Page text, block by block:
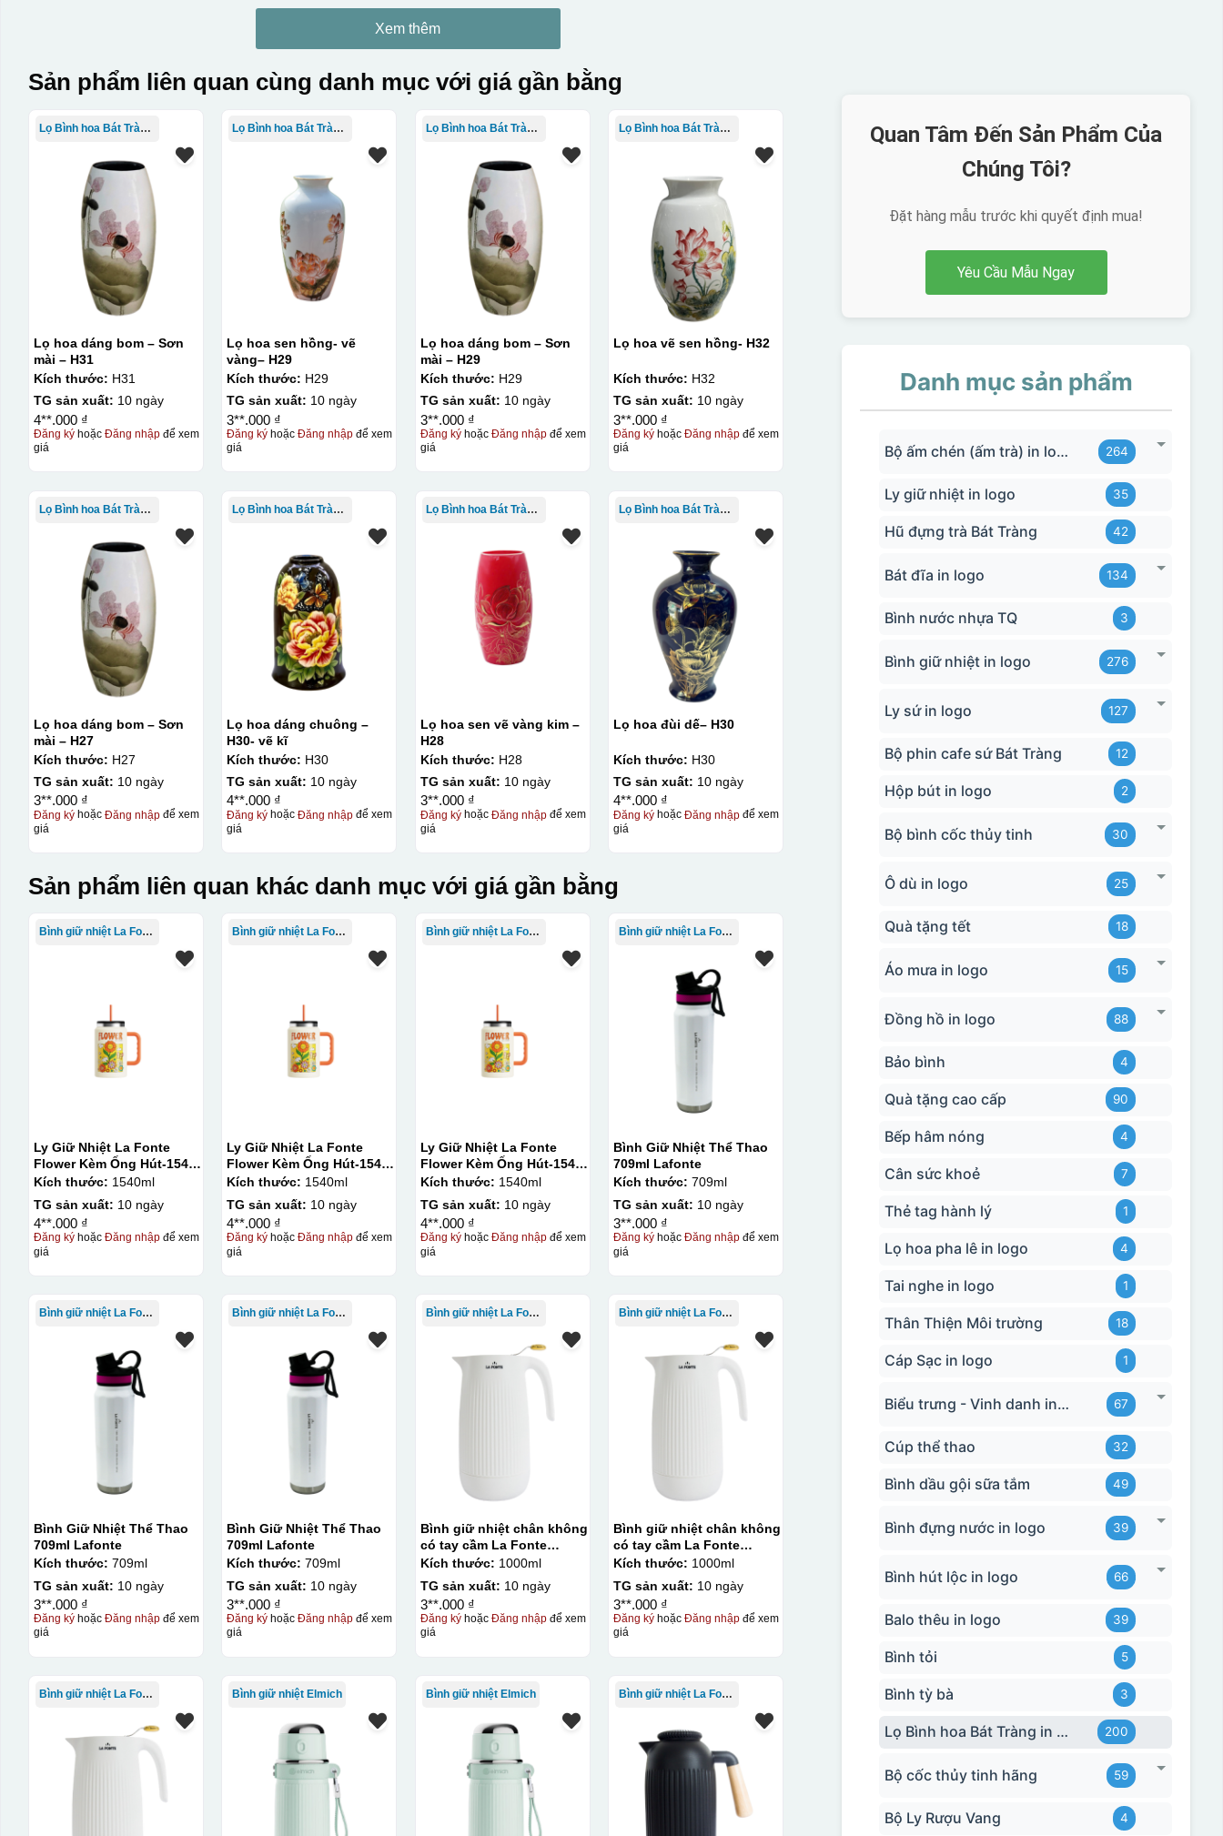
Kiểu in:
IN Decal lên GỐM SỨ
Bước 1: Tạo khuôn in để tạo ra Decal Bước 2: Dán decal lên gốm sứ Bước 3: Cho vào lò nung ở nhiệt độ 700-800 độ C
Bước 1: Tạo ra DECAL
Để tạo ra decal trước khi dán nó lên gốm sứ, xưởng in sẽ in lên 1 loại giấy đặc biệt, và kích
thước logo được căn chỉnh theo sản phẩm, để khi dán không bị nhỏ hoặc to quá
Xem thêm
Sản phẩm liên quan cùng danh mục với giá gần bằng
Lọ Bình hoa Bát Tràng in logo
Lọ hoa dáng bom – Sơn
mài – H31
Kích thước: H31
TG sản xuất: 10 ngày
4**.000 ₫
Đăng kýhoặc Đăng nhậpđể xem
giá
Lọ Bình hoa Bát Tràng in logo
Lọ hoa sen hồng- vẽ
vàng– H29
Kích thước: H29
TG sản xuất: 10 ngày
3**.000 ₫
Đăng ký hoặcĐăng nhập để xem
giá
Lọ Bình hoa Bát Tràng in logo
Lọ hoa dáng bom – Sơn
mài – H29
Kích thước: H29
TG sản xuất: 10 ngày
3**.000 ₫
Đăng kýhoặc Đăng nhậpđể xem
giá
Lọ Bình hoa Bát Tràng in logo
Lọ hoa vẽ sen hồng- H32
Kích thước: H32
TG sản xuất: 10 ngày
3**.000 ₫
Đăng ký hoặcĐăng nhập để xem
giá
Lọ Bình hoa Bát Tràng in logo
Lọ hoa dáng bom – Sơn
mài – H27
Kích thước: H27
TG sản xuất: 10 ngày
3**.000 ₫
Đăng kýhoặc Đăng nhậpđể xem
giá
Lọ Bình hoa Bát Tràng in logo
Lọ hoa dáng chuông –
H30- vẽ kĩ
Kích thước: H30
TG sản xuất: 10 ngày
4**.000 ₫
Đăng ký hoặcĐăng nhập để xem
giá
Lọ Bình hoa Bát Tràng in logo
Lọ hoa sen vẽ vàng kim –
H28
Kích thước: H28
TG sản xuất: 10 ngày
3**.000 ₫
Đăng kýhoặc Đăng nhậpđể xem
giá
Lọ Bình hoa Bát Tràng in logo
Lọ hoa đùi dế– H30
Kích thước: H30
TG sản xuất: 10 ngày
4**.000 ₫
Đăng ký hoặcĐăng nhập để xem
giá
Sản phẩm liên quan khác danh mục với giá gần bằng
Bình giữ nhiệt La Fonte
Ly Giữ Nhiệt La Fonte
Flower Kèm Ống Hút-1540
ml-014786
Kích thước: 1540ml
TG sản xuất: 10 ngày
4**.000 ₫
Đăng kýhoặc Đăng nhậpđể xem
giá
Bình giữ nhiệt La Fonte
Ly Giữ Nhiệt La Fonte
Flower Kèm Ống Hút-1540
ml-014786
Kích thước: 1540ml
TG sản xuất: 10 ngày
4**.000 ₫
Đăng ký hoặcĐăng nhập để xem
giá
Bình giữ nhiệt La Fonte
Ly Giữ Nhiệt La Fonte
Flower Kèm Ống Hút-1540
ml-014786
Kích thước: 1540ml
TG sản xuất: 10 ngày
4**.000 ₫
Đăng kýhoặc Đăng nhậpđể xem
giá
Bình giữ nhiệt La Fonte
Bình Giữ Nhiệt Thể Thao
709ml Lafonte
Kích thước: 709ml
TG sản xuất: 10 ngày
3**.000 ₫
Đăng ký hoặcĐăng nhập để xem
giá
Bình giữ nhiệt La Fonte
Bình Giữ Nhiệt Thể Thao
709ml Lafonte
Kích thước: 709ml
TG sản xuất: 10 ngày
3**.000 ₫
Đăng kýhoặc Đăng nhậpđể xem
giá
Bình giữ nhiệt La Fonte
Bình Giữ Nhiệt Thể Thao
709ml Lafonte
Kích thước: 709ml
TG sản xuất: 10 ngày
3**.000 ₫
Đăng ký hoặcĐăng nhập để xem
giá
Bình giữ nhiệt La Fonte
Bình giữ nhiệt chân không
có tay cầm La Fonte
1000ml – 011655
Kích thước: 1000ml
TG sản xuất: 10 ngày
3**.000 ₫
Đăng kýhoặc Đăng nhậpđể xem
giá
Bình giữ nhiệt La Fonte
Bình giữ nhiệt chân không
có tay cầm La Fonte
1000ml – 011655
Kích thước: 1000ml
TG sản xuất: 10 ngày
3**.000 ₫
Đăng ký hoặcĐăng nhập để xem
giá
Bình giữ nhiệt La Fonte Bình giữ nhiệt Elmich Bình giữ nhiệt Elmich Bình giữ nhiệt La Fonte
Quan Tâm Đến Sản Phẩm Của
Chúng Tôi?
Đặt hàng mẫu trước khi quyết định mua!
Yêu Cầu Mẫu Ngay
Danh mục sản phẩm
Bộ ấm chén (ấm trà) in logo 264
Ly giữ nhiệt in logo 35
Hũ đựng trà Bát Tràng 42
Bát đĩa in logo 134
Bình nước nhựa TQ 3
Bình giữ nhiệt in logo 276
Ly sứ in logo 127
Bộ phin cafe sứ Bát Tràng 12
Hộp bút in logo 2
Bộ bình cốc thủy tinh 30
Ô dù in logo 25
Quà tặng tết 18
Áo mưa in logo 15
Đồng hồ in logo 88
Bảo bình 4
Quà tặng cao cấp 90
Bếp hâm nóng 4
Cân sức khoẻ 7
Thẻ tag hành lý 1
Lọ hoa pha lê in logo 4
Tai nghe in logo 1
Thân Thiện Môi trường 18
Cáp Sạc in logo 1
Biểu trưng - Vinh danh in logo 67
Cúp thể thao 32
Bình dầu gội sữa tắm 49
Bình đựng nước in logo 39
Bình hút lộc in logo 66
Balo thêu in logo 39
Bình tỏi 5
Bình tỳ bà 3
Lọ Bình hoa Bát Tràng in logo 200
Bộ cốc thủy tinh hãng 59
Bộ Ly Rượu Vang 4